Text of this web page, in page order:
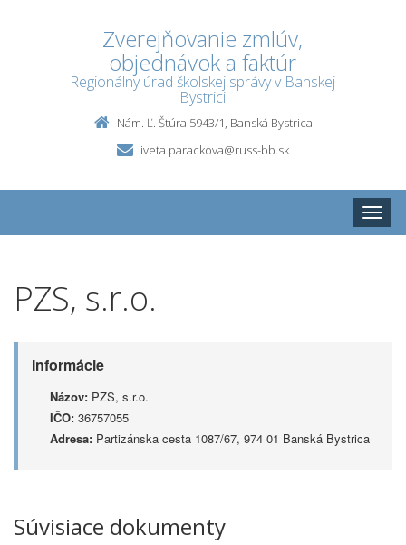
Zverejňovanie zmlúv,
objednávok a faktúr
Regionálny úrad školskej správy v Banskej
Bystrici
Nám. Ľ. Štúra 5943/1, Banská Bystrica
iveta.parackova@russ-bb.sk
Toggle
PZS, s.r.o.
Informácie
Názov: PZS, s.r.o.
IČO: 36757055
Adresa: Partizánska cesta 1087/67, 974 01 Banská Bystrica
Súvisiace dokumenty